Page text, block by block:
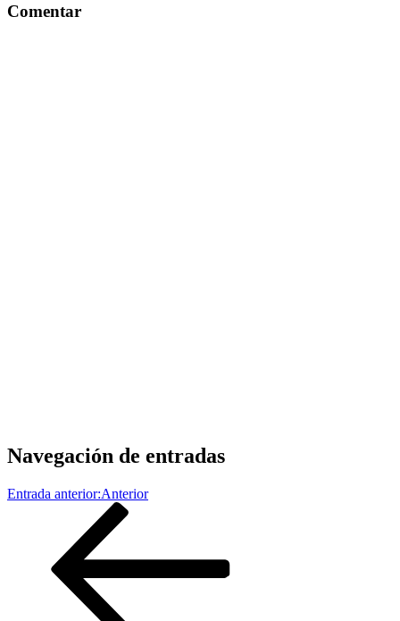
Comentar
Navegación de entradas
Entrada anterior:Anterior